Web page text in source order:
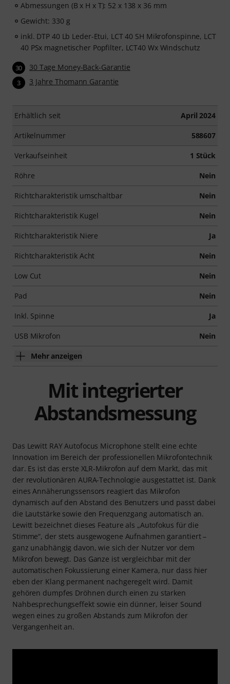
Abmessungen (B x H x T): 52 x 138 x 36 mm
Gewicht: 330 g
inkl. DTP 40 Lb Leder-Etui, LCT 40 SH Mikrofonspinne, LCT
40 PSx magnetischer Popfilter, LCT40 Wx Windschutz
30 30 Tage Money-Back-Garantie
3 3 Jahre Thomann Garantie
Erhältlich seit April 2024
Artikelnummer 588607
Verkaufseinheit 1 Stück
Röhre Nein
Richtcharakteristik umschaltbar Nein
Richtcharakteristik Kugel Nein
Richtcharakteristik Niere Ja
Richtcharakteristik Acht Nein
Low Cut Nein
Pad Nein
Inkl. Spinne Ja
USB Mikrofon Nein
Mehr anzeigen
Mit integrierter
Abstandsmessung
Das Lewitt RAY Autofocus Microphone stellt eine echte
Innovation im Bereich der professionellen Mikrofontechnik
dar. Es ist das erste XLR-Mikrofon auf dem Markt, das mit
der revolutionären AURA-Technologie ausgestattet ist. Dank
eines Annäherungssensors reagiert das Mikrofon
dynamisch auf den Abstand des Benutzers und passt dabei
die Lautstärke sowie den Frequenzgang automatisch an.
Lewitt bezeichnet dieses Feature als „Autofokus für die
Stimme“, der stets ausgewogene Aufnahmen garantiert –
ganz unabhängig davon, wie sich der Nutzer vor dem
Mikrofon bewegt. Das Ganze ist vergleichbar mit der
automatischen Fokussierung einer Kamera, nur dass hier
eben der Klang permanent nachgeregelt wird. Damit
gehören dumpfes Dröhnen durch einen zu starken
Nahbesprechungseffekt sowie ein dünner, leiser Sound
wegen eines zu großen Abstands zum Mikrofon der
Vergangenheit an.